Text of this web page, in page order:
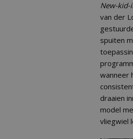
New-
van der
spuiten
wanneer
draaien
model
vliegwiel